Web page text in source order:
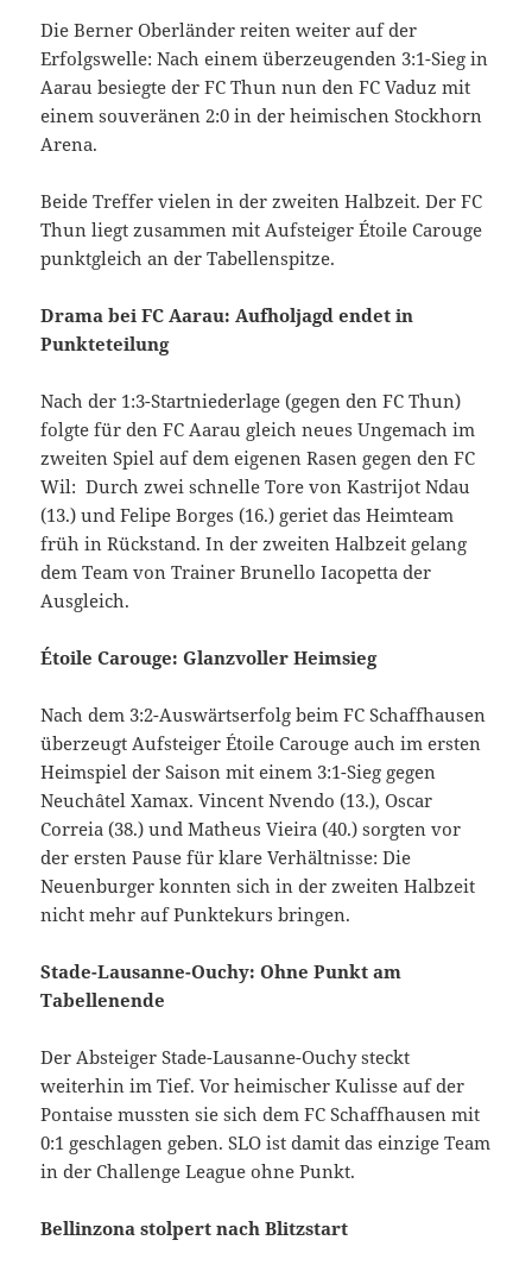
Die Berner Oberländer reiten weiter auf der
Erfolgswelle: Nach einem überzeugenden 3:1-Sieg in
Aarau besiegte der FC Thun nun den FC Vaduz mit
einem souveränen 2:0 in der heimischen Stockhorn
Arena.
Beide Treffer vielen in der zweiten Halbzeit. Der FC
Thun liegt zusammen mit Aufsteiger Étoile Carouge
punktgleich an der Tabellenspitze.
Drama bei FC Aarau: Aufholjagd endet in
Punkteteilung
Nach der 1:3-Startniederlage (gegen den FC Thun)
folgte für den FC Aarau gleich neues Ungemach im
zweiten Spiel auf dem eigenen Rasen gegen den FC
Wil: Durch zwei schnelle Tore von Kastrijot Ndau
(13.) und Felipe Borges (16.) geriet das Heimteam
früh in Rückstand. In der zweiten Halbzeit gelang
dem Team von Trainer Brunello Iacopetta der
Ausgleich.
Étoile Carouge: Glanzvoller Heimsieg
Nach dem 3:2-Auswärtserfolg beim FC Schaffhausen
überzeugt Aufsteiger Étoile Carouge auch im ersten
Heimspiel der Saison mit einem 3:1-Sieg gegen
Neuchâtel Xamax. Vincent Nvendo (13.), Oscar
Correia (38.) und Matheus Vieira (40.) sorgten vor
der ersten Pause für klare Verhältnisse: Die
Neuenburger konnten sich in der zweiten Halbzeit
nicht mehr auf Punktekurs bringen.
Stade-Lausanne-Ouchy: Ohne Punkt am
Tabellenende
Der Absteiger Stade-Lausanne-Ouchy steckt
weiterhin im Tief. Vor heimischer Kulisse auf der
Pontaise mussten sie sich dem FC Schaffhausen mit
0:1 geschlagen geben. SLO ist damit das einzige Team
in der Challenge League ohne Punkt.
Bellinzona stolpert nach Blitzstart